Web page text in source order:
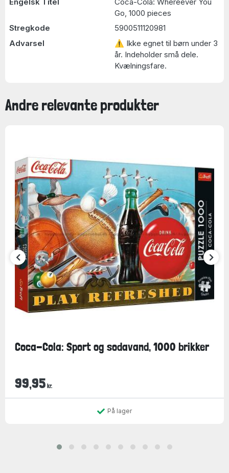
Go, 1000 pieces
Stregkode
5900511120981
Advarsel
⚠ Ikke egnet til børn under 3
år. Indeholder små dele.
Kvælningsfare.
Andre relevante produkter
Coca-Cola: Sport og sodavand, 1000 brikker
99,95 kr.
På lager